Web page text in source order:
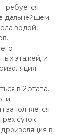
дальнейшем.
водой,
этажей, и
в 2 этапа.
и
заполняется
суток.
в